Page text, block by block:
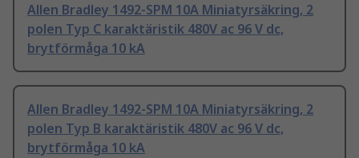
Allen Bradley 1492-SPM 10A Miniatyrsäkring, 2
polen Typ C karaktäristik 480V ac 96 V dc,
brytförmåga 10 kA
Allen Bradley 1492-SPM 10A Miniatyrsäkring, 2
polen Typ B karaktäristik 480V ac 96 V dc,
brytförmåga 10 kA